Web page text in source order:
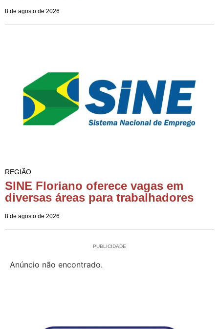
8 de agosto de 2026
REGIÃO
SINE Floriano oferece vagas em
diversas áreas para trabalhadores
8 de agosto de 2026
PUBLICIDADE
Anúncio não encontrado.